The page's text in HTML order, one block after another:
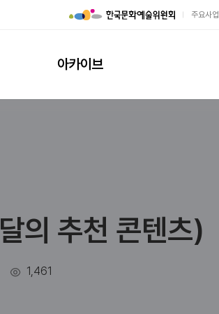
주요사업
아카이브
의 추천 콘텐츠)
수 조회수
1,461